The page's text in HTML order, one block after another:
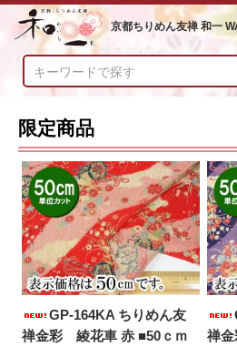
京都ちりめん友禅 和一
限定商品
GP-164KA ちりめん友
禅金彩 綾花車 赤 ■50ｃｍ
禅